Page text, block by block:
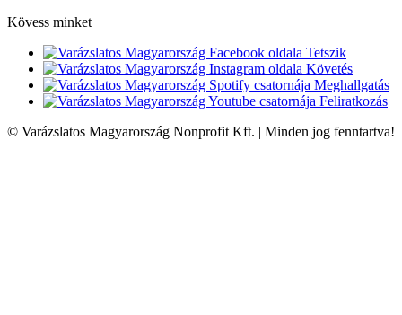
Kövess minket
Tetszik
Követés
Meghallgatás
Feliratkozás
© Varázslatos Magyarország Nonprofit Kft. | Minden jog fenntartva!